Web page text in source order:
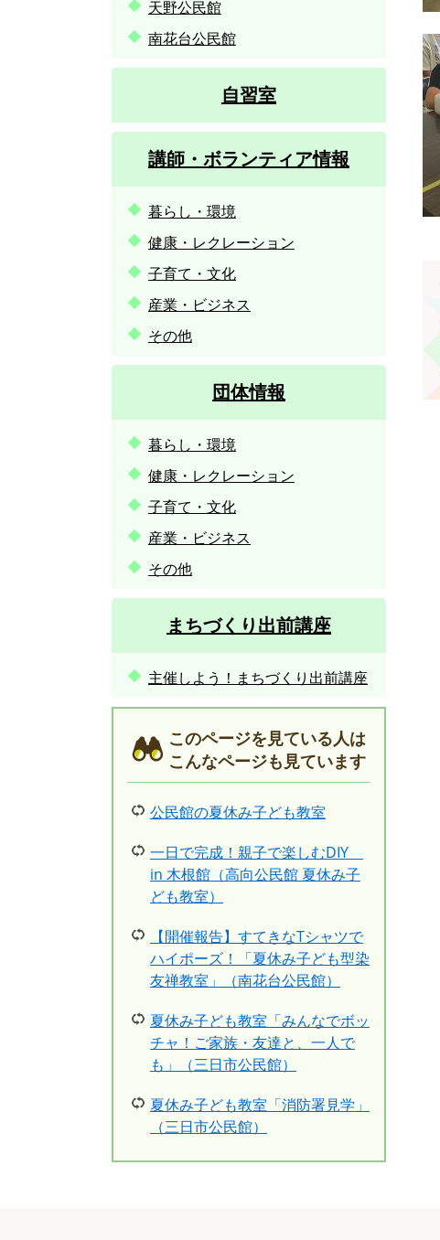
天野公民館
南花台公民館
自習室
講師・ボランティア情報
暮らし・環境
健康・レクレーション
子育て・文化
産業・ビジネス
その他
団体情報
暮らし・環境
健康・レクレーション
子育て・文化
産業・ビジネス
その他
まちづくり出前講座
主催しよう！まちづくり出前講座
このページを見ている人は
こんなページも見ています
公民館の夏休み子ども教室
一日で完成！親子で楽しむDIY
in 木根館（高向公民館 夏休み子
ども教室）
【開催報告】すてきなTシャツで
ハイポーズ！「夏休み子ども型染
友禅教室」（南花台公民館）
夏休み子ども教室「みんなでボッ
チャ！ご家族・友達と、一人で
も」（三日市公民館）
夏休み子ども教室「消防署見学」
（三日市公民館）